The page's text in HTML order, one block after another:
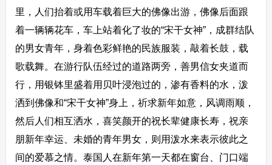
里，人们抬着或用车载着巨大的佛像出游，佛像后面跟
着一辆辆花车，车上站着化了妆的“宋干女神”，成群结队
的男女青年，身着色彩鲜艳的民族服装，敲着长鼓，载
歌载舞。在游行队伍经过的道路两旁，善男信女夹道而
行，用银钵里盛着用贝叶浸泡过的，渗有香料的水，泼
洒到佛像和“宋干女神”身上，祈求新年如意，风调雨顺，
然后人们相互洒水，喜笑颜开的祝长辈健康长寿，祝亲
朋新年幸运、未婚的青年男女，则用泼水来表示彼此之
间的爱慕之情。泰国人在新年第一天都在窗台、门口端